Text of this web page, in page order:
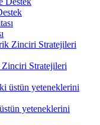
Stratejileri
yeteneklerini